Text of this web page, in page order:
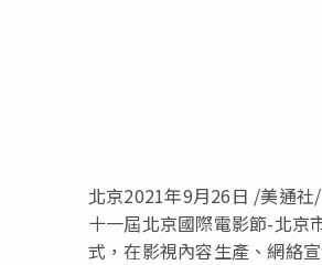
北京2021年9月26日 /美通
十一屆北京國際電影節-北京
式，在影視內容生產、網絡